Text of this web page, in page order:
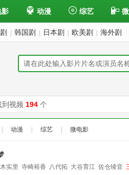
影 动漫 综艺
韩国剧 日本剧 欧美剧 海外剧
到视频 194 个
动漫 综艺 微电影
实里 寺崎裕香 八代拓 大谷育江 佐仓绫音